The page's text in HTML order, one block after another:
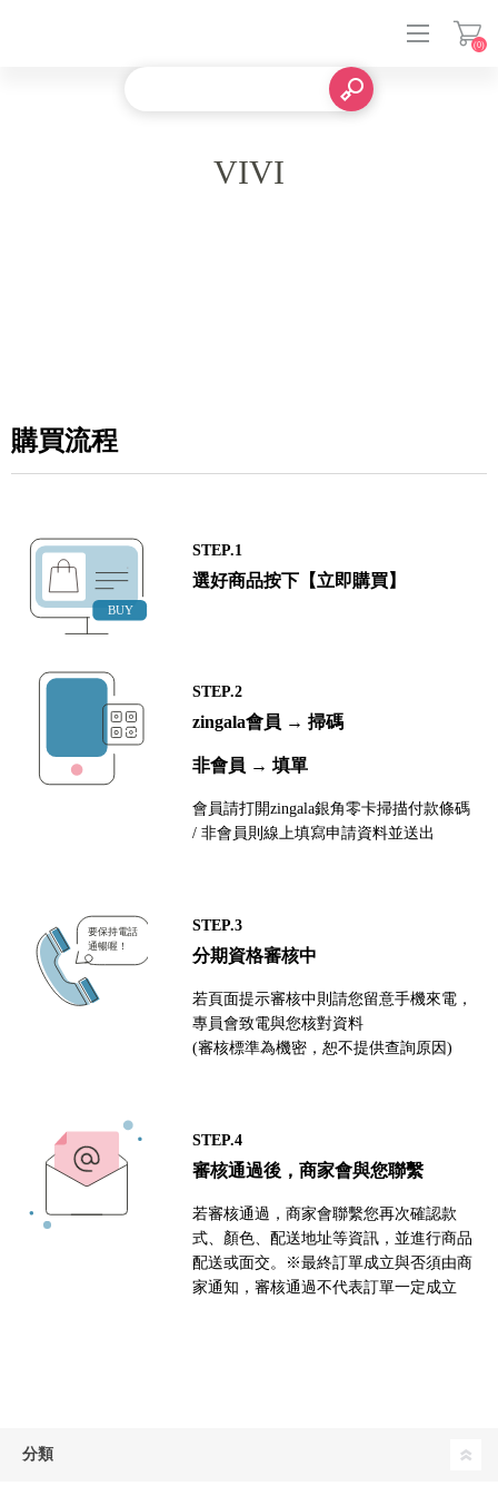
(0)
VIVI
購買流程
STEP.1
選好商品按下【立即購買】
STEP.2
zingala會員 → 掃碼
非會員 → 填單
會員請打開zingala銀角零卡掃描付款條碼
/ 非會員則線上填寫申請資料並送出
STEP.3
分期資格審核中
若頁面提示審核中則請您留意手機來電，
專員會致電與您核對資料
(審核標準為機密，恕不提供查詢原因)
STEP.4
審核通過後，商家會與您聯繫
若審核通過，商家會聯繫您再次確認款
式、顏色、配送地址等資訊，並進行商品
配送或面交。※最終訂單成立與否須由商
家通知，審核通過不代表訂單一定成立
分類